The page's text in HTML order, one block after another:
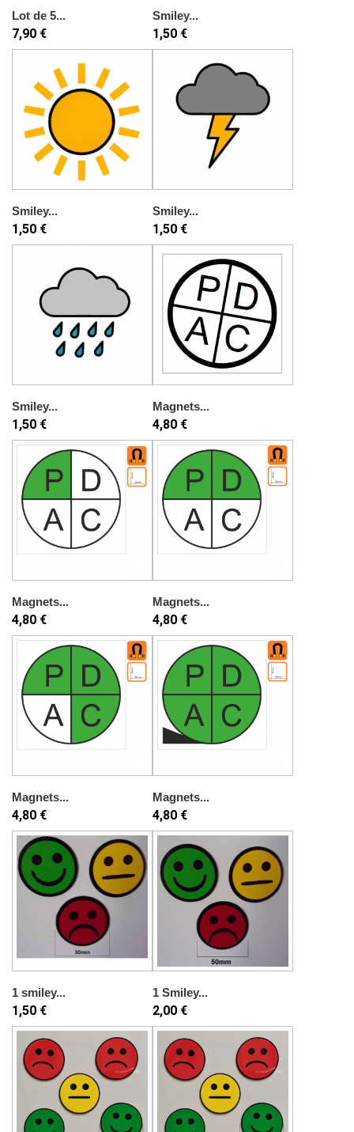
Lot de 5...
7,90 €
Smiley...
1,50 €
Smiley...
1,50 €
Smiley...
1,50 €
Smiley...
1,50 €
Magnets...
4,80 €
Magnets...
4,80 €
Magnets...
4,80 €
Magnets...
4,80 €
Magnets...
4,80 €
1 smiley...
1,50 €
1 Smiley...
2,00 €